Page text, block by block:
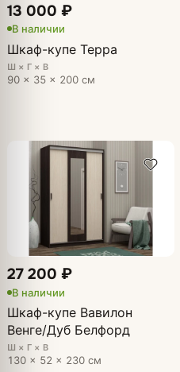
13 000 ₽
В наличии
Шкаф-купе Терра
Ш × Г × В
90 × 35 × 200 см
27 200 ₽
В наличии
Шкаф-купе Вавилон
Венге/Дуб Белфорд
Ш × Г × В
130 × 52 × 230 см